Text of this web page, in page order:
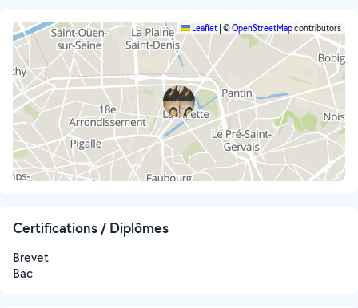
Leaflet ©OpenStreetMapcontributors
Certifications / Diplômes
Brevet
Bac